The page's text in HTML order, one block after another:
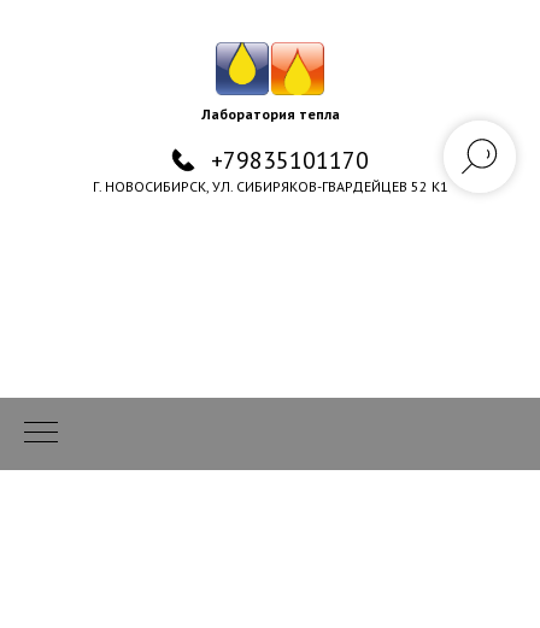
Лаборатория тепла
+79835101170
Г. НОВОСИБИРСК, УЛ. СИБИРЯКОВ-ГВАРДЕЙЦЕВ 52 К1